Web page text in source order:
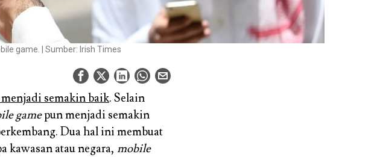
game. | Sumber: Irish Times
semakin baik. Selain
gamepun menjadi semakin
Dua hal ini membuat
kawasan atau negara, mobile